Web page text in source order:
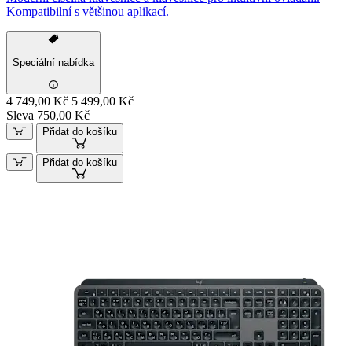
Kompatibilní s většinou aplikací.
Speciální nabídka
4 749,00 Kč 5 499,00 Kč
Sleva 750,00 Kč
Přidat do košíku
Přidat do košíku